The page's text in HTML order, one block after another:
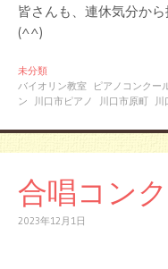
皆さんも、連休気分か
(^^)
未分類
バイオリン教室
ピアノコンクー
ン
川口市ピアノ 川口市原町 川
合唱コン
2023年12月1日